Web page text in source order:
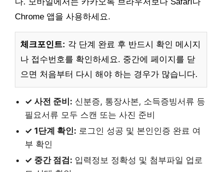
Chrome 앱을 사용하세요.
체크포인트: 각 단계 완료 후 반드시 확인 메시지
나 접수번호를 확인하세요. 중간에 페이지를 닫
으면 처음부터 다시 해야 하는 경우가 많습니다.
✓ 사전 준비: 신분증, 통장사본, 소득증빙서류 등
필요서류 모두 스캔 또는 사진 준비
✓ 1단계 확인: 로그인 성공 및 본인인증 완료 여
부 확인
✓ 중간 점검: 입력정보 정확성 및 첨부파일 업로